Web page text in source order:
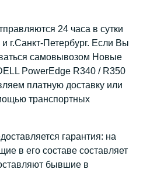
24 часа в сутки
г.Санкт-Петербург. Если Вы
самовывозом Новые
PowerEdge R340 / R350
платную доставку или
транспортных
гарантия: на
в его составе составляет
бывшие в